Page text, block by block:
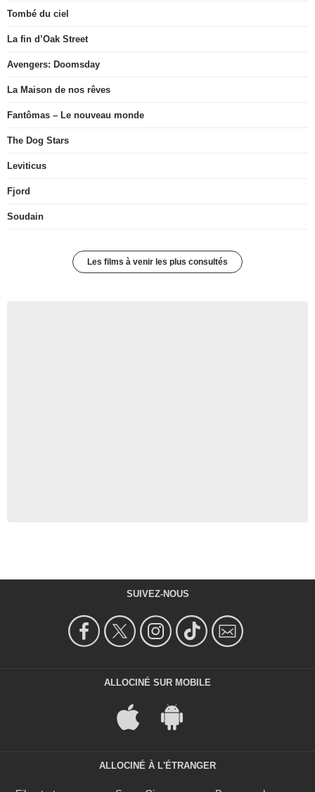
Tombé du ciel
La fin d’Oak Street
Avengers: Doomsday
La Maison de nos rêves
Fantômas – Le nouveau monde
The Dog Stars
Leviticus
Fjord
Soudain
Les films à venir les plus consultés
SUIVEZ-NOUS
ALLOCINÉ SUR MOBILE
ALLOCINÉ À L'ÉTRANGER